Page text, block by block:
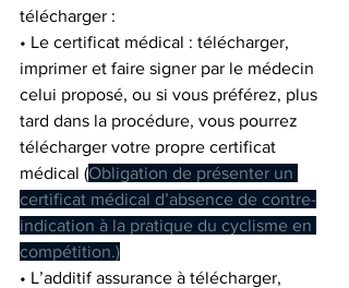
télécharger :
• Le certificat médical : télécharger,
imprimer et faire signer par le médecin
celui proposé, ou si vous préférez, plus
tard dans la procédure, vous pourrez
télécharger votre propre certificat
médical (Obligation de présenter un
certificat médical d’absence de contre-
indication à la pratique du cyclisme en
compétition.)
• L’additif assurance à télécharger,